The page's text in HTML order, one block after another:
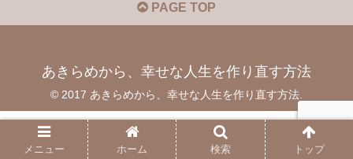
PAGE TOP
あきらめから、幸せな人生を作り直す方法
© 2017 あきらめから、幸せな人生を作り直す方法.
メニュー ホーム 検索 トップ